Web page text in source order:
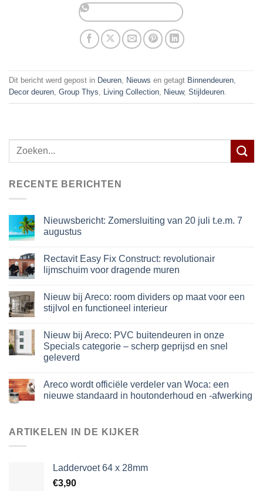
Dit bericht werd gepost in Deuren, Nieuws en getagt Binnendeuren,
Decor deuren, Group Thys, Living Collection, Nieuw, Stijldeuren.
Zoeken
naar:
RECENTE BERICHTEN
Nieuwsbericht: Zomersluiting van 20 juli t.e.m. 7
augustus
Rectavit Easy Fix Construct: revolutionair
lijmschuim voor dragende muren
Nieuw bij Areco: room dividers op maat voor een
stijlvol en functioneel interieur
Nieuw bij Areco: PVC buitendeuren in onze
Specials categorie – scherp geprijsd en snel
geleverd
Areco wordt officiële verdeler van Woca: een
nieuwe standaard in houtonderhoud en -afwerking
ARTIKELEN IN DE KIJKER
Laddervoet 64 x 28mm
€3,90